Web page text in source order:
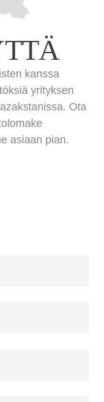
kanssa
yrityksen
Ota
asiaan pian.